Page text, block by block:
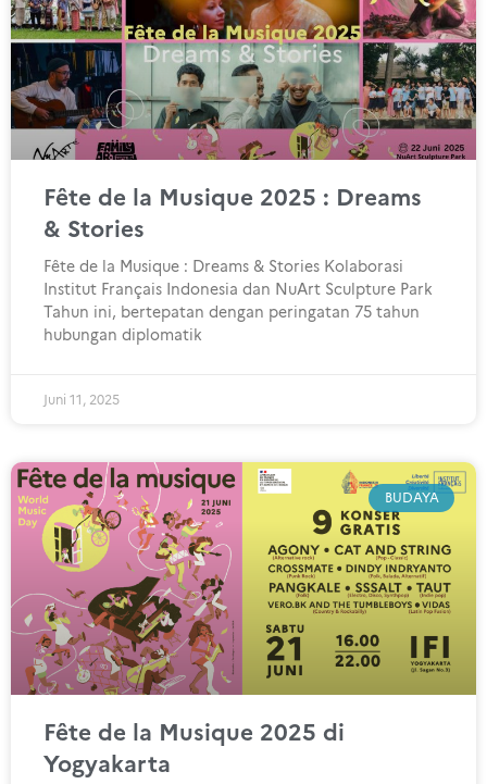
Fête de la Musique 2025 : Dreams
& Stories
Fête de la Musique : Dreams & Stories Kolaborasi
Institut Français Indonesia dan NuArt Sculpture Park
Tahun ini, bertepatan dengan peringatan 75 tahun
hubungan diplomatik
Juni 11, 2025
BUDAYA
Fête de la Musique 2025 di
Yogyakarta